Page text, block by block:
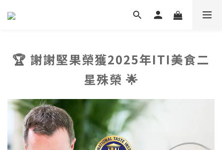
🏆 謝謝堅果榮獲2025年ITI美食二
星殊榮 🌟